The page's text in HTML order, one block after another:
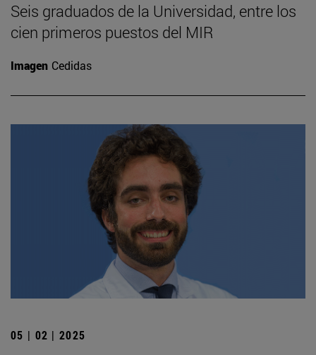
Seis graduados de la Universidad, entre los
cien primeros puestos del MIR
Imagen Cedidas
05 | 02 | 2025